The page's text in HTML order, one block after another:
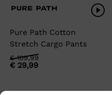
Pure Path Cotton
Stretch Cargo Pants
€109,99
Oorspronkelijke
prijs
€ 29,99
Huidige
prijs